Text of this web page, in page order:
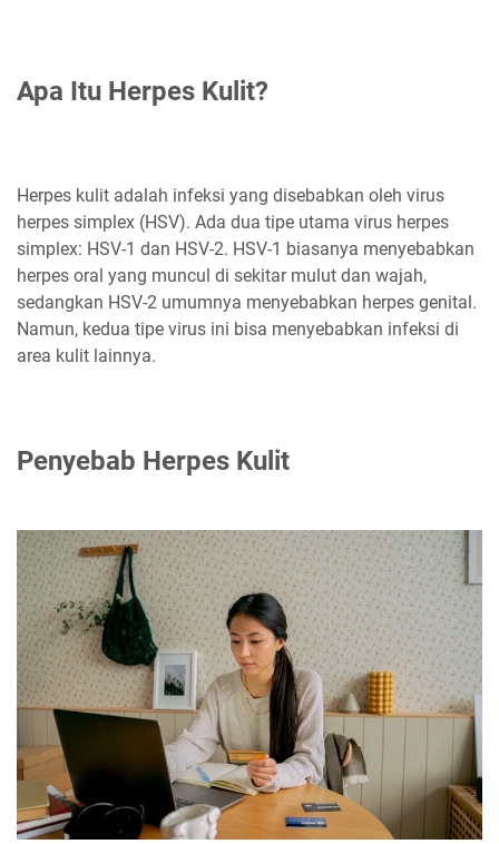
Apa Itu Herpes Kulit?
Herpes kulit adalah infeksi yang disebabkan oleh virus
herpes simplex (HSV). Ada dua tipe utama virus herpes
simplex: HSV-1 dan HSV-2. HSV-1 biasanya menyebabkan
herpes oral yang muncul di sekitar mulut dan wajah,
sedangkan HSV-2 umumnya menyebabkan herpes genital.
Namun, kedua tipe virus ini bisa menyebabkan infeksi di
area kulit lainnya.
Penyebab Herpes Kulit